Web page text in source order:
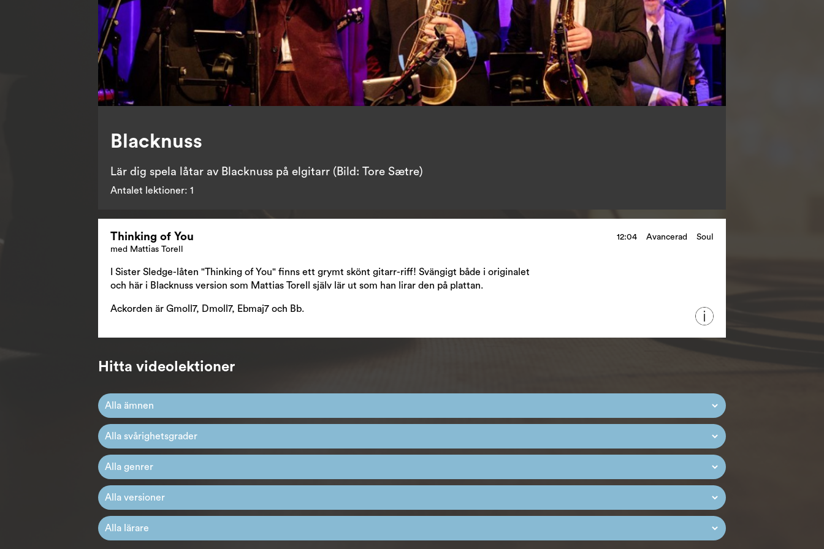
Blacknuss
Lär dig spela låtar av Blacknuss på elgitarr (Bild: Tore Sætre)
Antalet lektioner: 1
Thinking of You Soul
Avancerad
12:04
med Mattias Torell
I Sister Sledge-låten "Thinking of You" finns ett grymt skönt gitarr-riff! Svängigt både i originalet
och här i Blacknuss version som Mattias Torell själv lär ut som han lirar den på plattan.
Ackorden är Gmoll7, Dmoll7, Ebmaj7 och Bb.
Hitta videolektioner